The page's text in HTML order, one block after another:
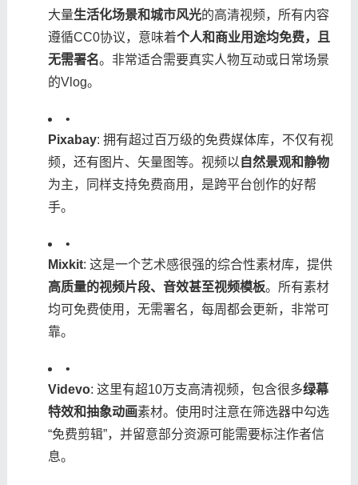
大量​​生活化场景和城市风光​​的高清视频，所有内容
遵循CC0协议，意味着​​个人和商业用途均免费，且
无需署名​​。非常适合需要真实人物互动或日常场景
的Vlog。
•
​Pixabay​​: 拥有超过百万级的免费媒体库，不仅有视
频，还有图片、矢量图等。视频以​ ​自然景观和静物​​
为主，同样支持免费商用，是跨平台创作的好帮
手。
•
​Mixkit​​: 这是一个艺术感很强的综合性素材库，提供​​
高质量的视频片段、音效甚至视频模板​​。所有素材
均可免费使用，无需署名，每周都会更新，非常可
靠。
•
​Videvo​​: 这里有超10万支高清视频，包含很多​​绿幕
特效和抽象动画​​素材。使用时注意在筛选器中勾选
“免费剪辑”，并留意部分资源可能需要标注作者信
息。